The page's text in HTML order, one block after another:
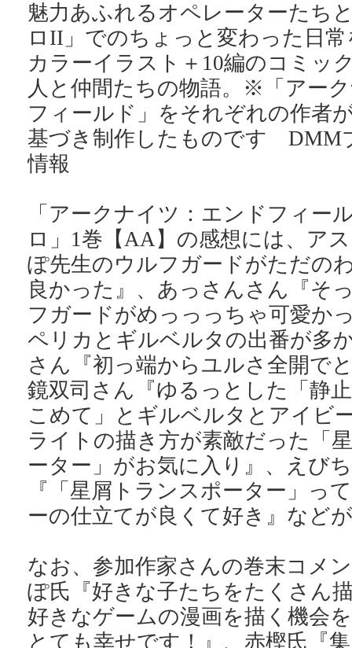
魅力あふれるオペレーターたち
ロII」でのちょっと変わった日
カラーイラスト＋10編のコミッ
人と仲間たちの物語。※「アー
フィールド」をそれぞれの作者
基づき制作したものです DMM
情報
「アークナイツ：エンドフィ
ロ」1巻【AA】の感想には、ア
ぽ先生のウルフガードがただの
良かった』、あっさんさん『そ
フガードがめっっっちゃ可愛か
ペリカとギルベルタの出番が多
さん『初っ端からユルさ全開で
鏡双司さん『ゆるっとした「静
こめて」とギルベルタとアイビ
ライトの描き方が素敵だった「
ーター」がお気に入り』、えび
『「星屑トランスポーター」っ
ーの仕立てが良くて好き』など
なお、参加作家さんの巻末コメ
ぽ氏『好きな子たちをたくさん
好きなゲームの漫画を描く機会
とても幸せです！』、赤樫氏『